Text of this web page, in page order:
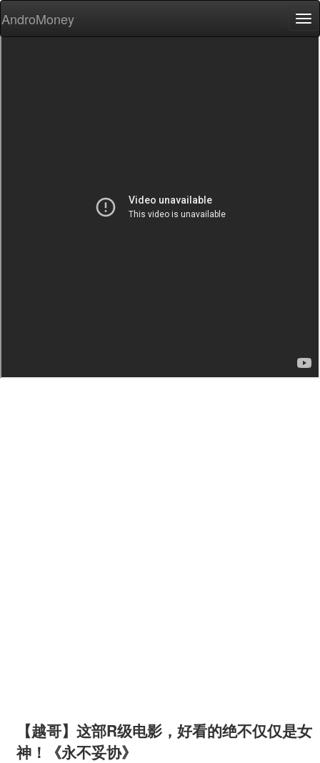
AndroMoney
【越哥】这部R级电影，好看的绝不仅仅是女
神！《永不妥协》